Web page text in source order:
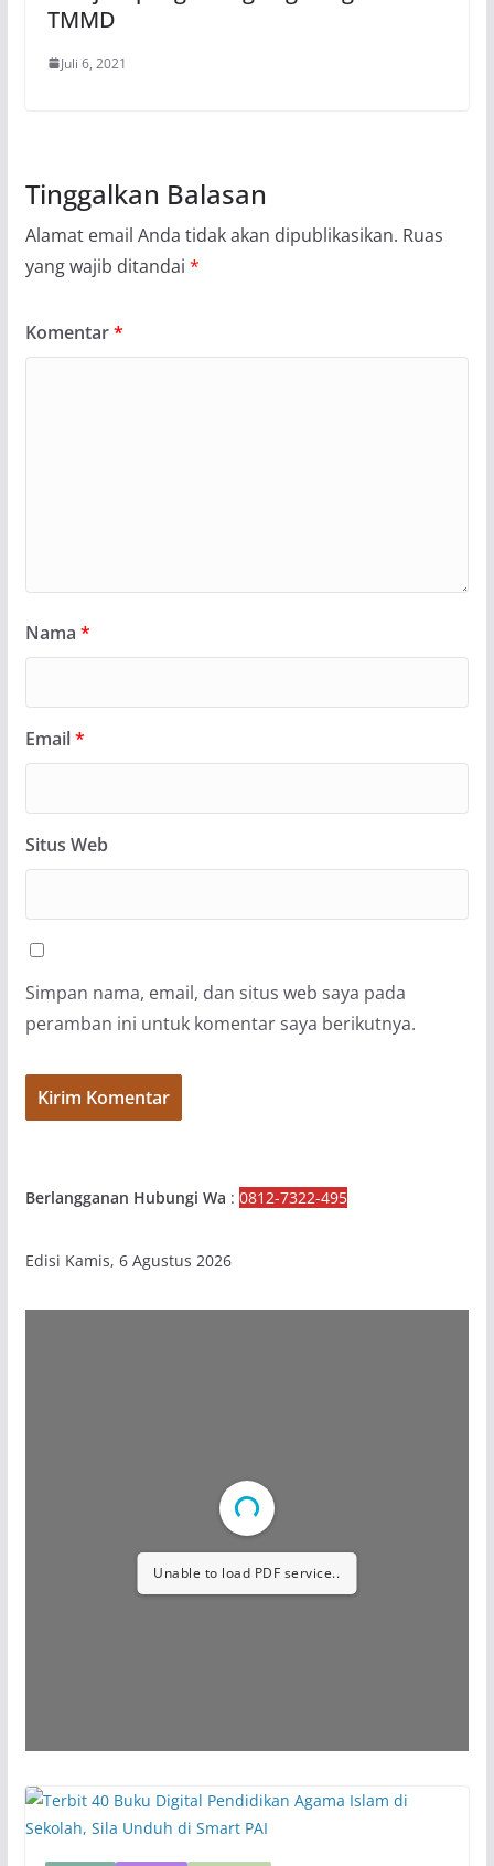
TMMD
Juli 6, 2021
Tinggalkan Balasan
Alamat email Anda tidak akan dipublikasikan. Ruas
yang wajib ditandai *
Komentar*
Nama *
Email*
Situs Web
Simpan nama, email, dan situs web saya pada
peramban ini untuk komentar saya berikutnya.
Berlangganan Hubungi Wa : 0812-7322-495
Edisi Kamis, 6 Agustus 2026
Unable to load PDF service..